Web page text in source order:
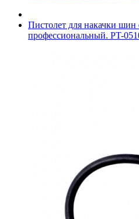
Пистолет для накачки
профессиональный. PT-